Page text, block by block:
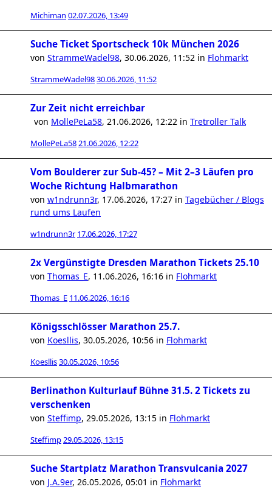
Michiman 02.07.2026, 13:49
Suche Ticket Sportscheck 10k München 2026
von StrammeWadel98, 30.06.2026, 11:52 in Flohmarkt
StrammeWadel9830.06.2026, 11:52
Zur Zeit nicht erreichbar
von MollePeLa58, 21.06.2026, 12:22 in Tretroller Talk
MollePeLa5821.06.2026, 12:22
Vom Boulderer zur Sub-45? – Mit 2–3 Läufen pro
Woche Richtung Halbmarathon
von w1ndrunn3r, 17.06.2026, 17:27 in Tagebücher / Blogs
rund ums Laufen
w1ndrunn3r 17.06.2026, 17:27
2x Vergünstigte Dresden Marathon Tickets 25.10
von Thomas_E, 11.06.2026, 16:16 in Flohmarkt
Thomas_E 11.06.2026, 16:16
Königsschlösser Marathon 25.7.
von Koesllis, 30.05.2026, 10:56 in Flohmarkt
Koesllis30.05.2026, 10:56
Berlinathon Kulturlauf Bühne 31.5. 2 Tickets zu
verschenken
von Steffimp, 29.05.2026, 13:15 in Flohmarkt
Steffimp29.05.2026, 13:15
Suche Startplatz Marathon Transvulcania 2027
von J.A.9er, 26.05.2026, 05:01 in Flohmarkt